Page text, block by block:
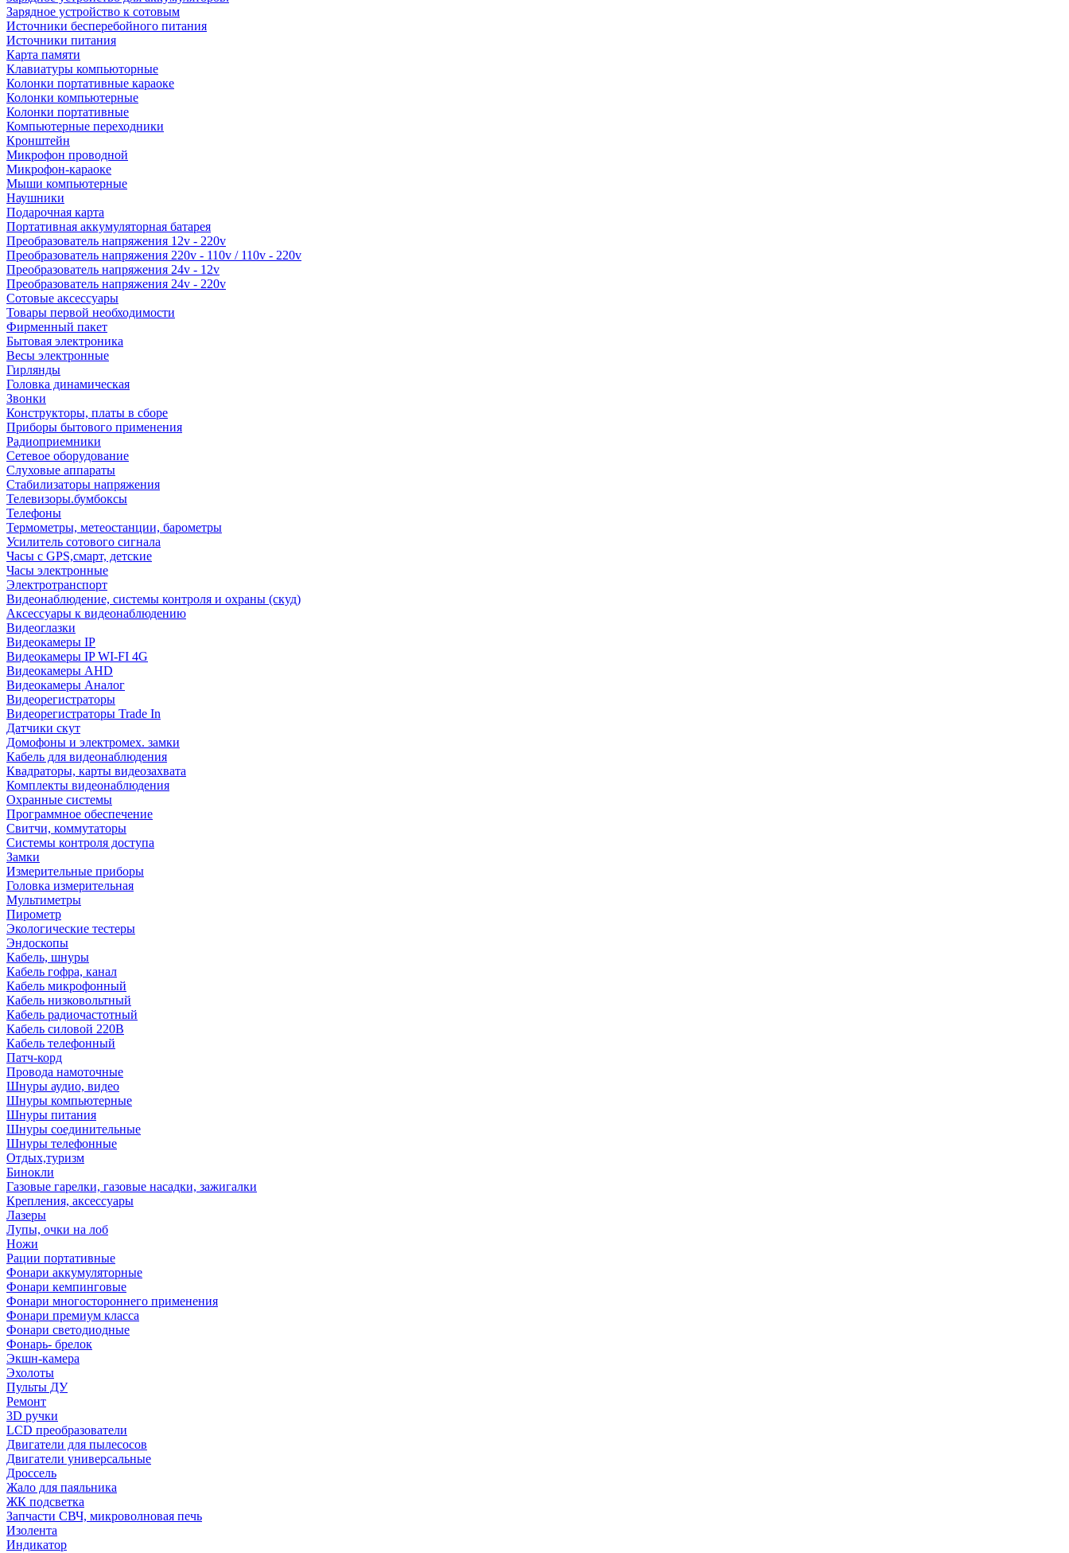
Зарядное устройство к сотовым
Источники бесперебойного питания
Источники питания
Карта памяти
Клавиатуры компьюторные
Колонки портативные караоке
Колонки компьютерные
Колонки портативные
Компьютерные переходники
Кронштейн
Микрофон проводной
Микрофон-караоке
Мыши компьютерные
Наушники
Подарочная карта
Портативная аккумуляторная батарея
Преобразователь напряжения 12v - 220v
Преобразователь напряжения 220v - 110v / 110v - 220v
Преобразователь напряжения 24v - 12v
Преобразователь напряжения 24v - 220v
Сотовые аксессуары
Товары первой необходимости
Фирменный пакет
Бытовая электроника
Весы электронные
Гирлянды
Головка динамическая
Звонки
Конструкторы, платы в сборе
Приборы бытового применения
Радиоприемники
Сетевое оборудование
Слуховые аппараты
Стабилизаторы напряжения
Телевизоры.бумбоксы
Телефоны
Термометры, метеостанции, барометры
Усилитель сотового сигнала
Часы с GPS,смарт, детские
Часы электронные
Электротранспорт
Видеонаблюдение, системы контроля и охраны (скуд)
Аксессуары к видеонаблюдению
Видеоглазки
Видеокамеры IP
Видеокамеры IP WI-FI 4G
Видеокамеры AHD
Видеокамеры Аналог
Видеорегистраторы
Видеорегистраторы Trade In
Датчики скут
Домофоны и электромех. замки
Кабель для видеонаблюдения
Квадраторы, карты видеозахвата
Комплекты видеонаблюдения
Охранные системы
Программное обеспечение
Свитчи, коммутаторы
Системы контроля доступа
Замки
Измерительные приборы
Головка измерительная
Мультиметры
Пирометр
Экологические тестеры
Эндоскопы
Кабель, шнуры
Кабель гофра, канал
Кабель микрофонный
Кабель низковольтный
Кабель радиочастотный
Кабель силовой 220В
Кабель телефонный
Патч-корд
Провода намоточные
Шнуры аудио, видео
Шнуры компьютерные
Шнуры питания
Шнуры соединительные
Шнуры телефонные
Отдых,туризм
Бинокли
Газовые гарелки, газовые насадки, зажигалки
Крепления, аксессуары
Лазеры
Лупы, очки на лоб
Ножи
Рации портативные
Фонари аккумуляторные
Фонари кемпинговые
Фонари многостороннего применения
Фонари премиум класса
Фонари светодиодные
Фонарь- брелок
Экшн-камера
Эхолоты
Пульты ДУ
Ремонт
3D ручки
LCD преобразователи
Двигатели для пылесосов
Двигатели универсальные
Дроссель
Жало для паяльника
ЖК подсветка
Запчасти СВЧ, микроволновая печь
Изолента
Индикатор